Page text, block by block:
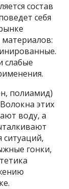
состав
себя
слабые
полиамид)
этих
воду, а
ситуаций,
гонки,